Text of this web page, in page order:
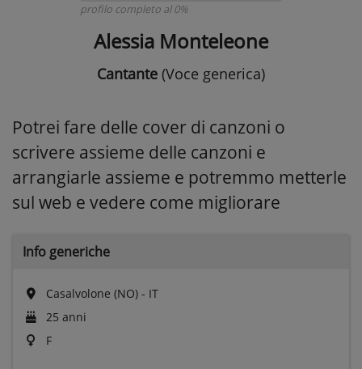
profilo completo al 0%
Alessia Monteleone
Cantante (Voce generica)
Potrei fare delle cover di canzoni o
scrivere assieme delle canzoni e
arrangiarle assieme e potremmo metterle
sul web e vedere come migliorare
Info generiche
Casalvolone (NO) - IT
25 anni
F